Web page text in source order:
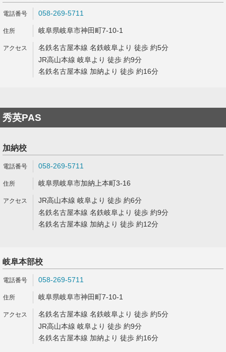
058-269-5711
岐阜県岐阜市神田町7-10-1
名鉄名古屋本線 名鉄岐阜より 徒歩 約5分
JR高山本線 岐阜より 徒歩 約9分
名鉄名古屋本線 加納より 徒歩 約16分
秀英PAS
加納校
058-269-5711
岐阜県岐阜市加納上本町3-16
JR高山本線 岐阜より 徒歩 約6分
名鉄名古屋本線 名鉄岐阜より 徒歩 約9分
名鉄名古屋本線 加納より 徒歩 約12分
岐阜本部校
058-269-5711
岐阜県岐阜市神田町7-10-1
名鉄名古屋本線 名鉄岐阜より 徒歩 約5分
JR高山本線 岐阜より 徒歩 約9分
名鉄名古屋本線 加納より 徒歩 約16分